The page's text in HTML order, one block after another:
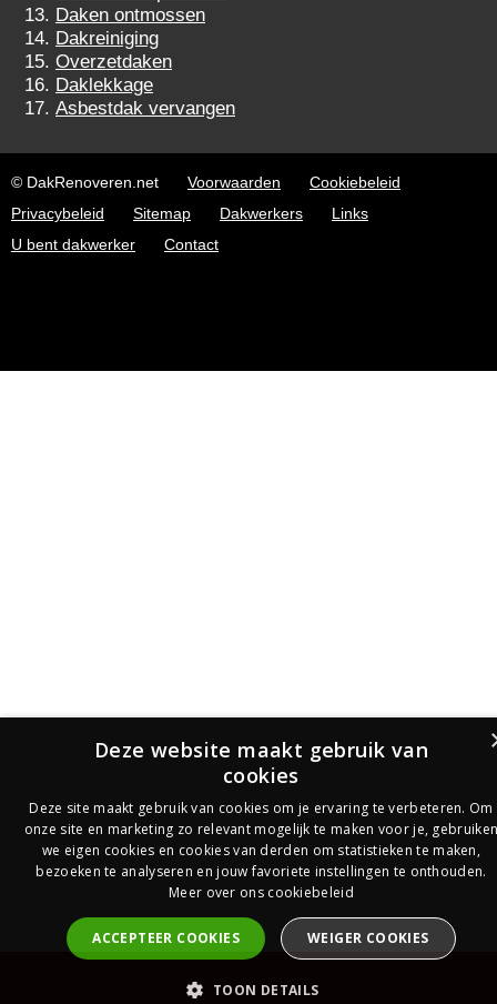
Daken ontmossen
Dakreiniging
Overzetdaken
Daklekkage
Asbestdak vervangen
© DakRenoveren.net Voorwaarden
Cookiebeleid
Privacybeleid
Sitemap Dakwerkers
Links
U bent dakwerker
Contact
PrijsOfferte
Deze website maakt gebruik van
cookies
Deze site maakt gebruik van cookies om je ervaring te verbeteren. Om
onze site en marketing zo relevant mogelijk te maken voor je,
we eigen cookies en cookies van derden om statistieken te maken,
bezoeken te analyseren en jouw favoriete instellingen te onthouden.
Meer over ons cookiebeleid
ACCEPTEER COOKIES WEIGER COOKIES
TOON DETAILS